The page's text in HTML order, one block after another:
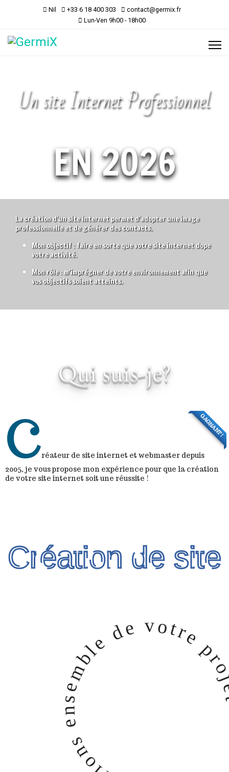
Nil +33 6 18 400 303
contact@germix.fr
Lun-Ven 9h00 - 18h00
Un site Internet Professionnel
EN 2026
La création d'un site internet permet d'adopter une image
professionnelle et de générer des contacts.
Mon objectif : faire en sorte que votre site internet dope
votre activité.
Mon rôle : m'imprégner de votre environnement afin que
vos objectifs soient atteints.
Qui suis-je?
GAGNANT!
Créateur de site internet et webmaster depuis
2005, je vous propose mon expérience pour que la création
de votre site internet soit une réussite !
Création de site
o
n
s
e
n
s
e
m
b
l
e de votre
p
r